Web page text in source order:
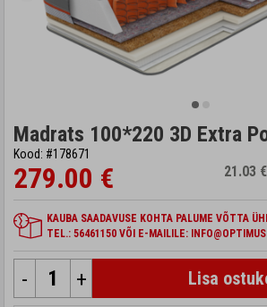
Madrats 100*220 3D Extra
Kood: #178671
279.00 € 21.03 €
KAUBA SAADAVUSE KOHTA PALUME VÕTTA
TEL.: 56461150 VÕI E-MAILILE:
- + Lisa